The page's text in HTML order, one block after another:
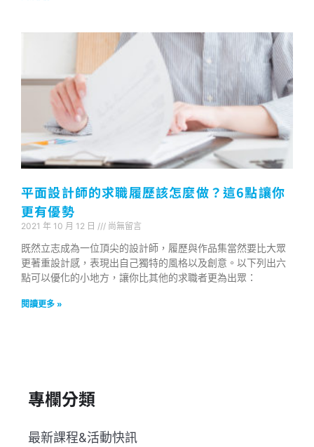
平面設計師的求職履歷該怎麼做？這6點讓你
更有優勢
2021 年 10 月 12 日 尚無留言
既然立志成為一位頂尖的設計師，履歷與作品集當然要比大眾
更著重設計感，表現出自己獨特的風格以及創意。以下列出六
點可以優化的小地方，讓你比其他的求職者更為出眾：
閱讀更多 »
專欄分類
最新課程&活動快訊